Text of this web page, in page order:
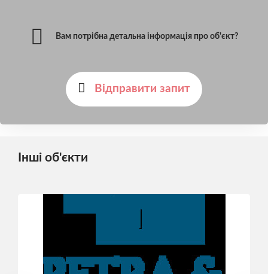
Вам потрібна детальна інформація про об'єкт?
Відправити запит
Інші об'єкти